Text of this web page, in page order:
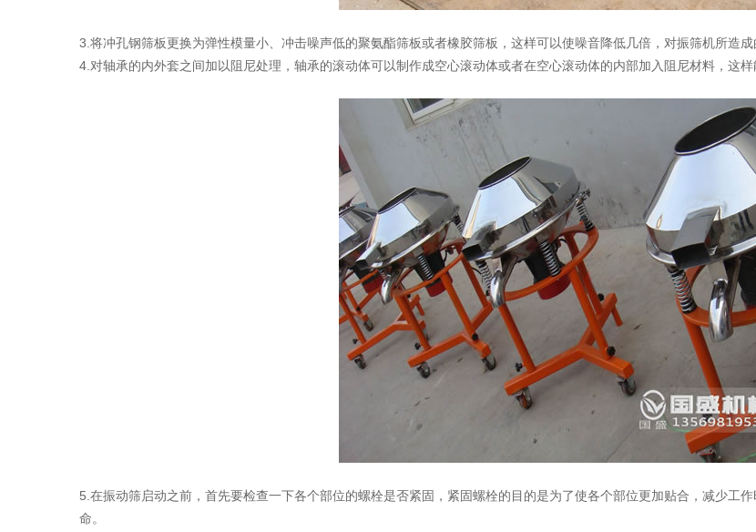
3.将冲孔钢筛板更换为弹性模量小、冲击噪声低的聚氨酯筛板或者橡胶筛板，这样可以使噪音降低几倍，对振筛机所造成
4.对轴承的内外套之间加以阻尼处理，轴承的滚动体可以制作成空心滚动体或者在空心滚动体的内部加入阻尼材料，这样
5.在振动筛启动之前，首先要检查一下各个部位的螺栓是否紧固，紧固螺栓的目的是为了使各个部位更加贴合，减少工
命。